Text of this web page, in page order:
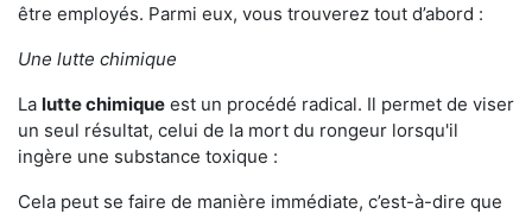
être employés. Parmi eux, vous trouverez tout d’abord :
Une lutte chimique
La lutte chimique est un procédé radical. Il permet de viser
un seul résultat, celui de la mort du rongeur lorsqu'il
ingère une substance toxique :
Cela peut se faire de manière immédiate, c’est-à-dire que